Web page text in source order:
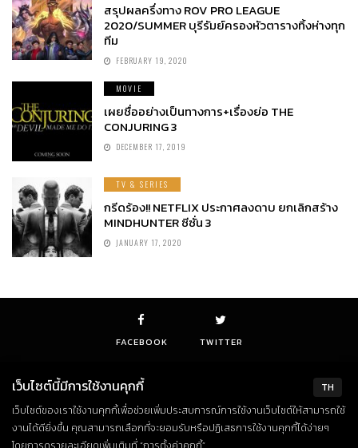
สรุปผลครึ่งทาง ROV PRO LEAGUE
2020/SUMMER บุรีรัมย์ครองหัวตารางทิ้งห่างทุก
ทีม
FEBRUARY 19, 2020
MOVIE
เผยชื่ออย่างเป็นทางการ+เรื่องย่อ THE
CONJURING 3
DECEMBER 17, 2019
TV & SERIES
กรีดร้อง!! NETFLIX ประกาศลงดาบ ยกเลิกสร้าง
MINDHUNTER ซีซั่น 3
JANUARY 17, 2020
FACEBOOK TWITTER
© Copyright 2018. All Rights Reserved
TH
เว็บไซต์นี้มีการใช้งานคุกกี้
เว็บไซต์ของเราใช้งานคุกกี้เพื่อช่วยเพิ่มประสบการณ์การใช้งานเว็บไซต์ให้สามารถใช้
งานได้ดียิ่งขึ้น คุณสามารถเลือกที่จะยอมรับหรือปฏิเสธการใช้งานคุกกี้ได้ง่ายๆ